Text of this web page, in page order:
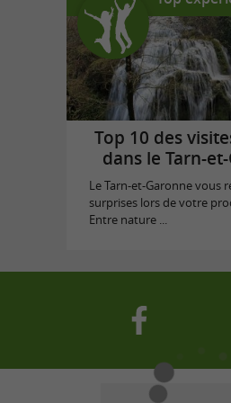
Top 10 des
dans le Tarn-
Le Tarn-et-Garonne vous
surprises lors de votre
Entre nature ...